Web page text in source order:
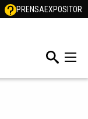
PRENSAEXPOSITOR